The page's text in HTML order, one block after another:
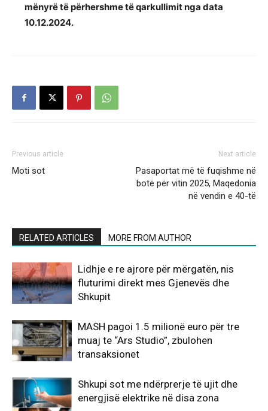
mënyrë të përhershme të qarkullimit nga data
10.12.2024.
Previous article
Moti sot
Next article
Pasaportat më të fuqishme në
botë për vitin 2025, Maqedonia
në vendin e 40-të
RELATED ARTICLES MORE FROM AUTHOR
Lidhje e re ajrore për mërgatën, nis
fluturimi direkt mes Gjenevës dhe
Shkupit
MASH pagoi 1.5 milionë euro për tre
muaj te “Ars Studio”, zbulohen
transaksionet
Shkupi sot me ndërprerje të ujit dhe
energjisë elektrike në disa zona